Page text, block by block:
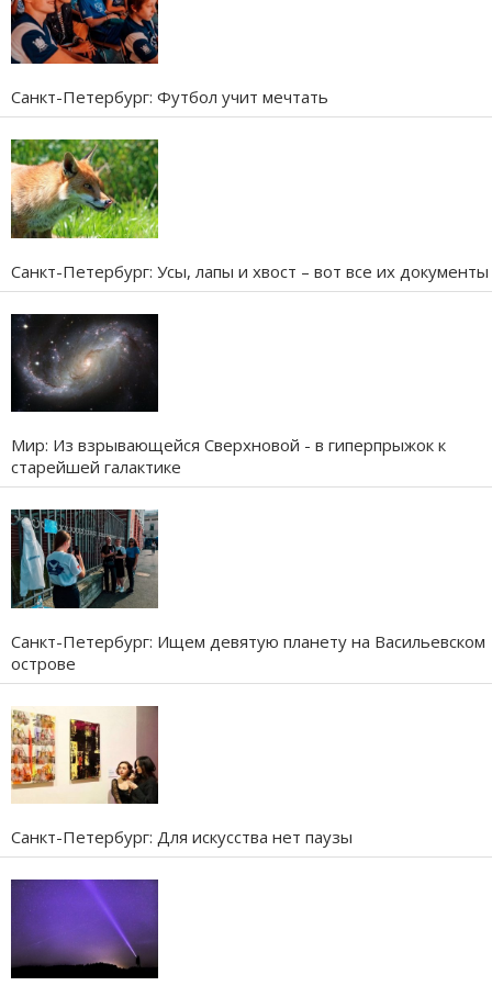
Санкт-Петербург: Футбол учит мечтать
Санкт-Петербург: Усы, лапы и хвост – вот все их документы
Мир: Из взрывающейся Сверхновой - в гиперпрыжок к
старейшей галактике
Санкт-Петербург: Ищем девятую планету на Васильевском
острове
Санкт-Петербург: Для искусства нет паузы